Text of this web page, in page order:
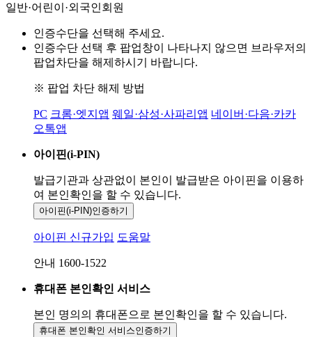
일반·어린이·외국인회원
인증수단을 선택해 주세요.
인증수단 선택 후 팝업창이 나타나지 않으면 브라우저의
팝업차단을 해제하시기 바랍니다.
※ 팝업 차단 해제 방법
PC 크롬·엣지앱 웨일·삼성·사파리앱 네이버·다음·카카
오톡앱
아이핀(i-PIN)
발급기관과 상관없이 본인이 발급받은 아이핀을 이용하
여 본인확인을 할 수 있습니다.
아이핀(i-PIN)인증하기
아이핀 신규가입 도움말
안내 1600-1522
휴대폰 본인확인 서비스
본인 명의의 휴대폰으로 본인확인을 할 수 있습니다.
휴대폰 본인확인 서비스인증하기